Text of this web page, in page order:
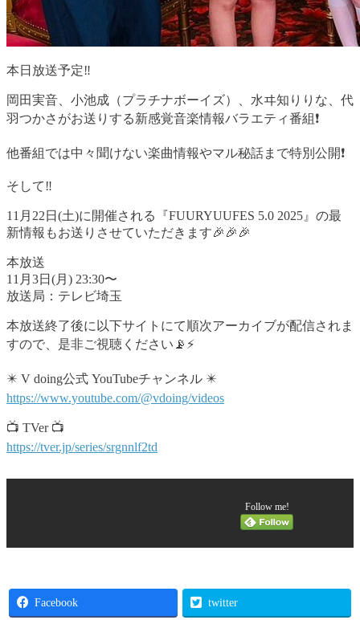
本日放送予定‼️
岡田実音、小池成（プラチナボーイズ）、水ヰ知りりな、代
羽つかさがお送りする新感覚音楽情報バラエティ番組❗️
他番組では中々聞けない楽曲情報やマル秘話まで特別公開❗️
そして‼️
11月22日(土)に開催される『FUURYUUFES 5.0 2025』の最
新情報もお送りさせていただきます🎉🎉🎉
本放送
11月3日(月) 23:30〜
放送局：テレビ埼玉
本放送終了後に以下サイトにて順次アーカイブが配信されま
すので、是非ご視聴ください📡⚡️
✴️ V doing公式 YouTubeチャンネル ✴️
https://www.youtube.com/@vdoing/videos
📺 TVer 📺
https://tver.jp/series/srgnnlf2td
Follow me!
Facebook twitter